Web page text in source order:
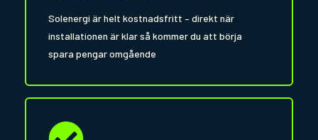
Solenergi är helt kostnadsfritt – direkt när
installationen är klar så kommer du att börja
spara pengar omgående